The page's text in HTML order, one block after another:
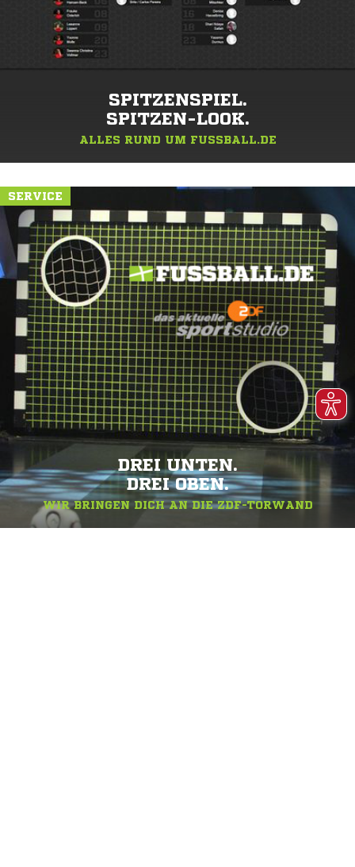
SPITZENSPIEL.
SPITZEN-LOOK.
ALLES RUND UM FUSSBALL.DE
SERVICE
DREI UNTEN.
DREI OBEN.
WIR BRINGEN DICH AN DIE ZDF-TORWAND